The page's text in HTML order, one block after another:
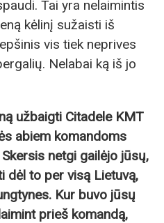
Tai yra nelaimintis
kėlinį sužaisti iš
vis tiek neprives
Nelabai ką iš jo
užbaigti Citadele KMT
abiem komandoms
netgi gailėjo jūsų,
dėl to per visą Lietuvą,
Kur buvo jūsų
prieš komandą,